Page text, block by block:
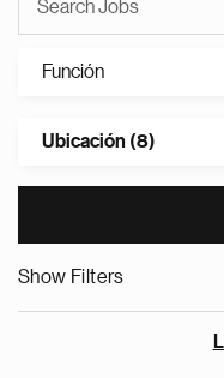
Función
Ubicación (8)
Show Filters